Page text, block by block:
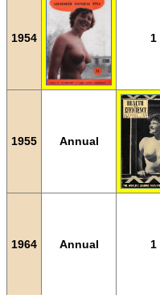
1954 1
1955 Annual
1964 Annual 1